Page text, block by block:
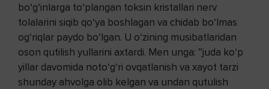
bo‘g‘inlarga to‘plangan toksin kristallari nerv
tolalarini siqib qo‘ya boshlagan va chidab bo‘lmas
og‘riqlar paydo bo‘lgan. U o‘zining musibatlaridan
oson qutilish yullarini axtardi. Men unga: ”juda ko‘p
yillar davomida noto‘g‘ri ovqatlanish va xayot tarzi
shunday ahvolga olib kelgan va undan qutulish